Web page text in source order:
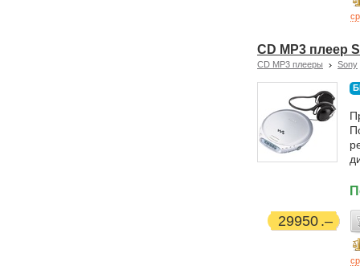
CD MP3 плеер
CD MP3 плееры Sony
29950